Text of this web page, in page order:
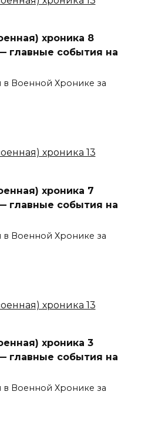
хроника 8
главные события на
Военной Хронике за
хроника 7
главные события на
Военной Хронике за
хроника 3
главные события на
в Военной Хронике за